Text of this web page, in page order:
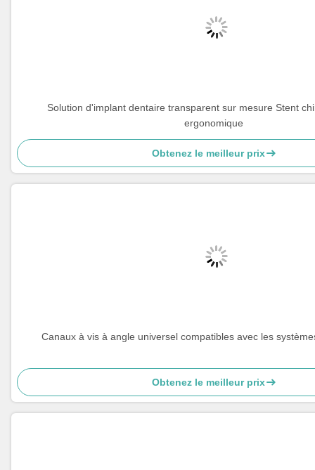
Solution d'implant dentaire transparent sur mesure Stent
ergonomique
Obtenez le meilleur prix
Canaux à vis à angle universel compatibles avec les
Obtenez le meilleur prix